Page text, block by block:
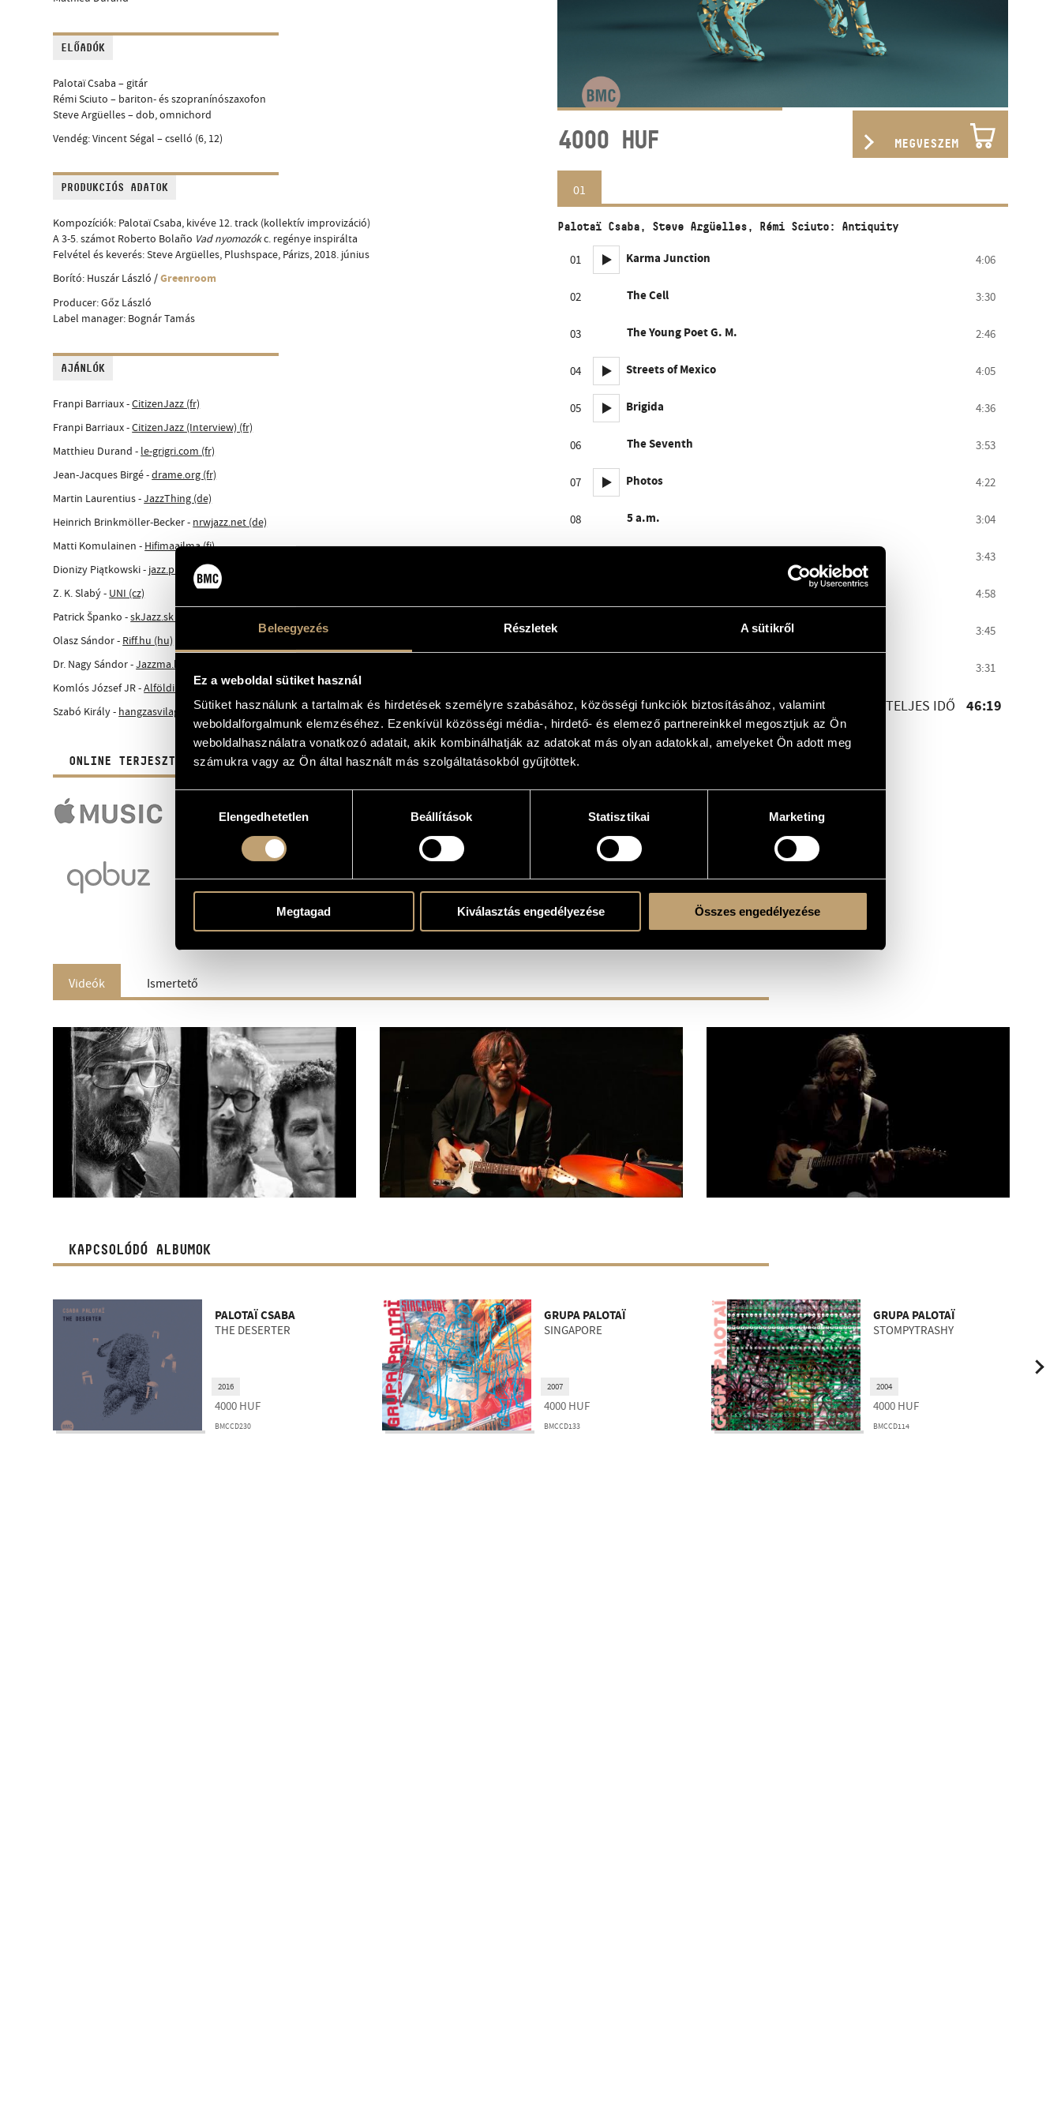
Beleegyezés Részletek A sütikről
Ez a weboldal sütiket használ
Sütiket használunk a tartalmak és hirdetések személyre szabásához, közösségi funkciók biztosításához, valamint
weboldalforgalmunk elemzéséhez. Ezenkívül közösségi média-, hirdető- és elemező partnereinkkel megosztjuk az Ön
weboldalhasználatra vonatkozó adatait, akik kombinálhatják az adatokat más olyan adatokkal, amelyeket Ön adott meg
számukra vagy az Ön által használt más szolgáltatásokból gyűjtöttek.
kiválasztásaElengedhetetlen Beállítások Statisztikai Marketing
Megtagad Kiválasztás engedélyezése Összes engedélyezése
ELŐADÓK
Palotaï Csaba – gitár
Rémi Sciuto – bariton- és szopranínószaxofon
Steve Argüelles – dob, omnichord
Vendég: Vincent Ségal – cselló (6, 12)
PRODUKCIÓS ADATOK
Kompozíciók: Palotaï Csaba, kivéve 12. track (kollektív improvizáció)
A 3-5. számot Roberto Bolaño Vad nyomozókc. regénye inspirálta
Felvétel és keverés: Steve Argüelles, Plushspace, Párizs, 2018. június
Borító: Huszár László /Greenroom
Producer: Gőz László
Label manager: Bognár Tamás
AJÁNLÓK
Franpi Barriaux -CitizenJazz (fr)
Franpi Barriaux -CitizenJazz (Interview) (fr)
Matthieu Durand - le-grigri.com (fr)
Jean-Jacques Birgé -drame.org (fr)
Martin Laurentius -JazzThing (de)
Heinrich Brinkmöller-Becker - nrwjazz.net (de)
Matti Komulainen - Hifimaailma (fi)
Dionizy Piątkowski - jazz.pl (pl)
Z. K. Slabý - UNI (cz)
Patrick Španko -skJazz.sk ****1/2 (sk)
Olasz Sándor - Riff.hu (hu)
Dr. Nagy Sándor -Jazzma.hu (hu)
Komlós József JR -Alföldi Régió Magazin (hu)
Szabó Király - hangzasvilag.hu (hu)
4000 HUF MEGVESZEM
01
Palotaï Csaba, Steve Argüelles, Rémi Sciuto: Antiquity
01 Karma Junction 4:06
02 The Cell 3:30
03 The Young Poet G. M. 2:46
04 Streets of Mexico 4:05
05 Brigida 4:36
06 The Seventh 3:53
07 Photos 4:22
08 5 a.m. 3:04
3:43
4:58
3:45
3:31
TELJES IDŐ 46:19
ONLINE TERJESZTŐK LISTÁJA
Videók Ismertető
KAPCSOLÓDÓ ALBUMOK
PALOTAÏ CSABA
THE DESERTER
4000 HUF
BMCCD230
2016
GRUPA PALOTAÏ
SINGAPORE
4000 HUF
BMCCD133
2007
GRUPA PALOTAÏ
STOMPYTRASHY
4000 HUF
BMCCD114
2004